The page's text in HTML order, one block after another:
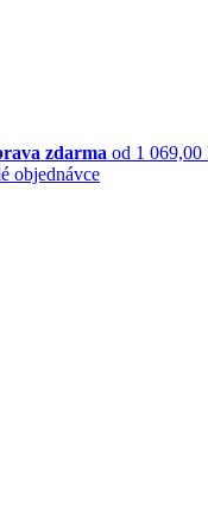
zdarma od 1 069,00
objednávce